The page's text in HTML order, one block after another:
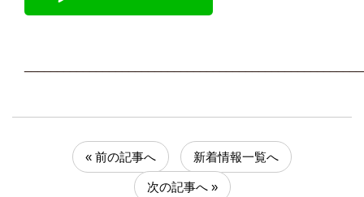
« 前の記事へ 新着情報一覧へ
次の記事へ »